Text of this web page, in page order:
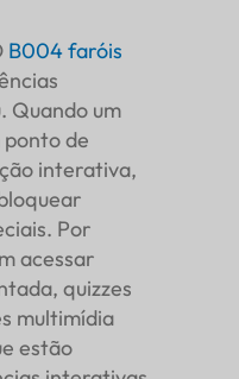
B004faróis
Quando um
de
interativa,
Por
acessar
quizzes
multimídia
estão